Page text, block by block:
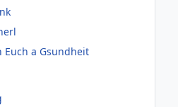
Euch a Gsundheit